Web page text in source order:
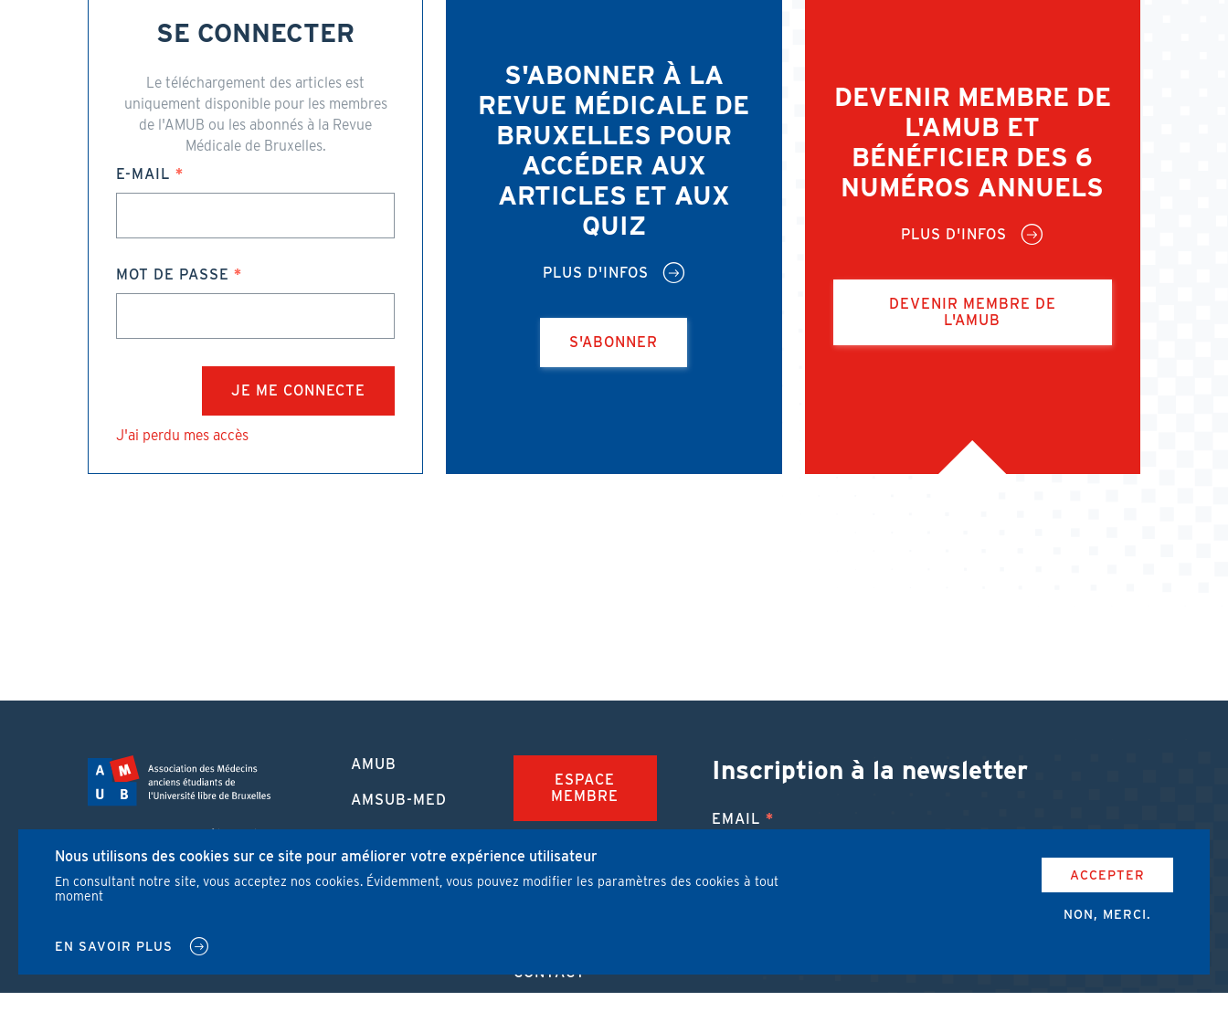
SE CONNECTER
Le téléchargement des articles est
uniquement disponible pour les membres
de l'AMUB ou les abonnés à la Revue
Médicale de Bruxelles.
E-MAIL
MOT DE PASSE
J'ai perdu mes accès
S'ABONNER À LA
REVUE MÉDICALE DE
BRUXELLES POUR
ACCÉDER AUX
ARTICLES ET AUX
QUIZ
PLUS D'INFOS
S'ABONNER
DEVENIR MEMBRE DE
L'AMUB ET
BÉNÉFICIER DES 6
NUMÉROS ANNUELS
PLUS D'INFOS
DEVENIR MEMBRE DE
L'AMUB
Route de Lennik 808/612
1070 Bruxelles
+32 2 555 67 94
SOCIAL
MENU
PIED
PAGE
AMUB
AMSUB-MED
FORMATION
CONTINUE
REVUE MÉDICALE
ESPACE
MEMBRE
FAQ
JOBS
CONTACT
Inscription à la newsletter
EMAIL
J'ai lu et j'accepte les conditions d'utilisation de l'AMUB.
Nous utilisons des cookies sur ce site pour améliorer votre expérience utilisateur
En consultant notre site, vous acceptez nos cookies. Évidemment, vous pouvez modifier les paramètres des cookies à tout
moment
EN SAVOIR PLUS
ACCEPTER
NON, MERCI.